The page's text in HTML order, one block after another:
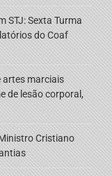
STJ: Sexta Turma
do Coaf
artes marciais
de lesão corporal,
Cristiano